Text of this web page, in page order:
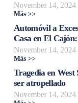
November 14, 2024
Más >>
Automóvil a
Casa en El
November 14, 2024
Más >>
Tragedia en
ser atropellado
November 14, 2024